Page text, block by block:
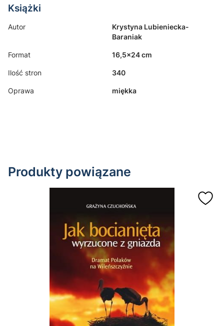
Książki
Autor
Krystyna Lubieniecka-
Baraniak
Format 16,5x24 cm
Ilość stron 340
Oprawa miękka
Produkty powiązane